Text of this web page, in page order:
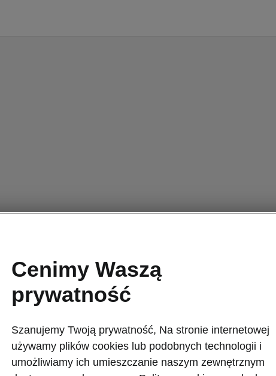
Cenimy Waszą
prywatność
Szanujemy Twoją prywatność, Na stronie internetowej
używamy plików cookies lub podobnych technologii i
umożliwiamy ich umieszczanie naszym zewnętrznym